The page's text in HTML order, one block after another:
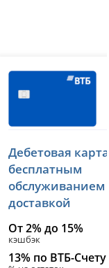
лицензия № 1000
Дебетовая
бесплатным
обслуживанием
доставкой
От 2% до 15%
кэшбэк
13% по ВТБ-Счету